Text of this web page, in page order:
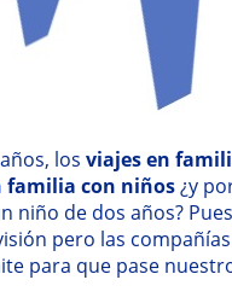
los viajes en
familia con niños¿y
niño de dos años?
pero las
para que pase